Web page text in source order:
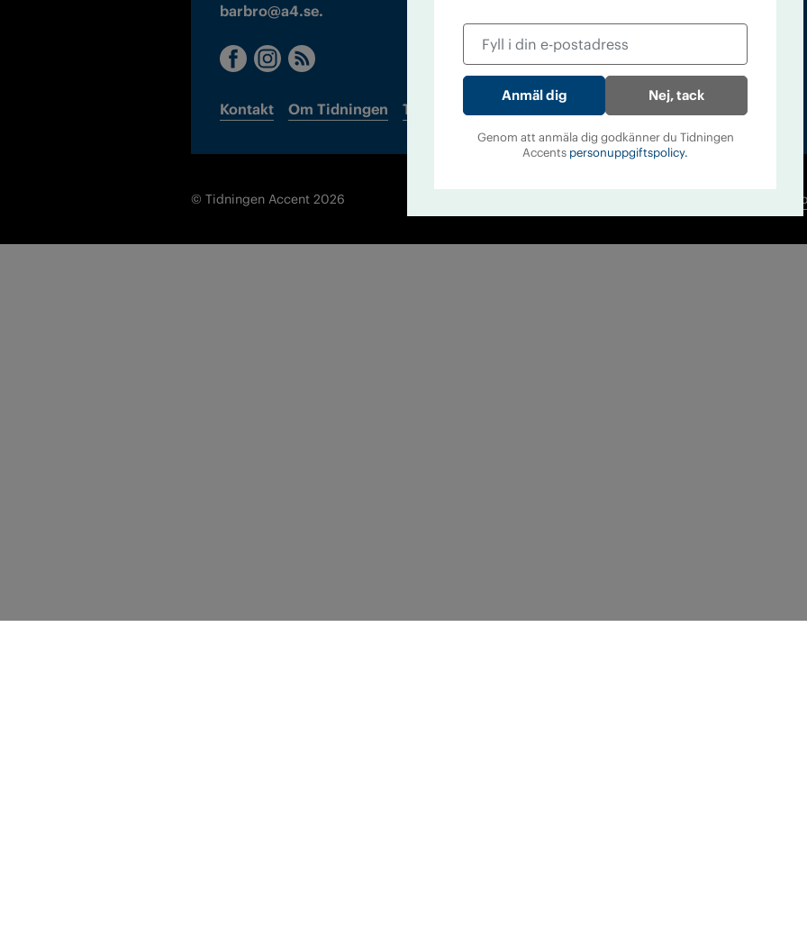
barbro@a4.se.
Kontakt Om Tidningen Tidningsarkiv In English
© Tidningen Accent 2026
Nej, tack
Genom att anmäla dig godkänner du Tidningen
Accents personuppgiftspolicy.